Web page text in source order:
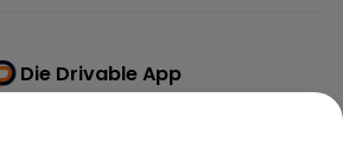
Die Drivable App